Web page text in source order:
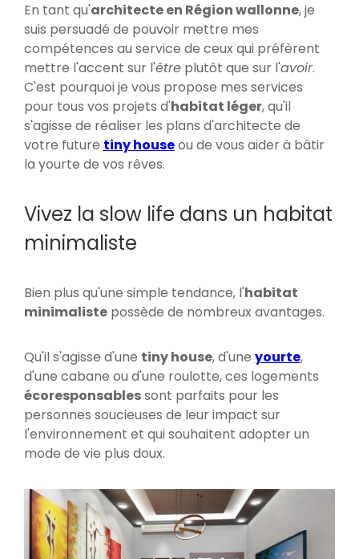
En tant qu'architecte en Région wallonne, je
suis persuadé de pouvoir mettre mes
compétences au service de ceux qui préfèrent
mettre l'accent sur l'êtreplutôt que sur l'avoir.
C'est pourquoi je vous propose mes services
pour tous vos projets d'habitat léger, qu'il
s'agisse de réaliser les plans d'architecte de
votre future tiny houseou de vous aider à bâtir
la yourte de vos rêves.
Vivez la slow life dans un habitat
minimaliste
Bien plus qu'une simple tendance, l'habitat
minimalistepossède de nombreux avantages.
Qu'il s'agisse d'une tiny house, d'une yourte,
d'une cabane ou d'une roulotte, ces logements
écoresponsablessont parfaits pour les
personnes soucieuses de leur impact sur
l'environnement et qui souhaitent adopter un
mode de vie plus doux.